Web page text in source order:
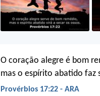
O coração alegre é bom
mas o espírito abatido faz
Provérbios 17:22 - ARA